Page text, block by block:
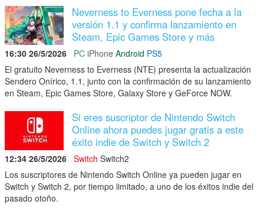
Neverness to Everness pone fecha a la
versión 1.1 y confirma lanzamiento en
Steam, Epic Games Store y más
16:30 26/5/2026 PC iPhone Android PS5
El gratuito Neverness to Everness (NTE) presenta la actualización
Sendero Onírico, 1.1, junto con la confirmación de su lanzamiento
en Steam, Epic Games Store, Galaxy Store y GeForce NOW.
Si eres suscriptor de Nintendo Switch
Online ahora puedes jugar gratis a este
éxito indie de Switch y Switch 2
12:34 26/5/2026 Switch Switch2
Los suscriptores de Nintendo Switch Online ya pueden jugar en
Switch y Switch 2, por tiempo limitado, a uno de los éxitos indie del
pasado otoño.